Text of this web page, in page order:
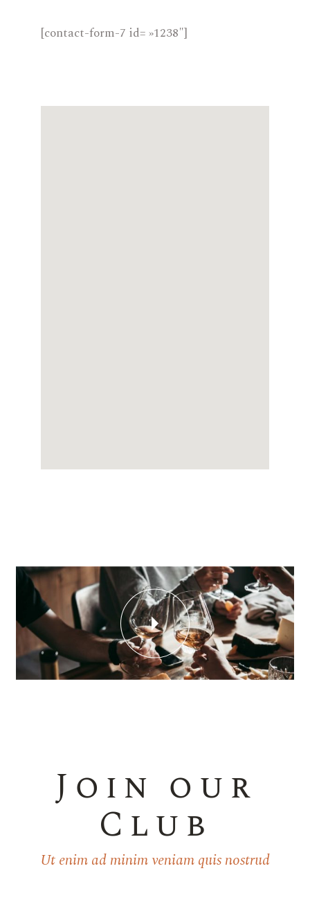
[contact-form-7 id= »1238″]
Join our
Club
Ut enim ad minim veniam quis nostrud